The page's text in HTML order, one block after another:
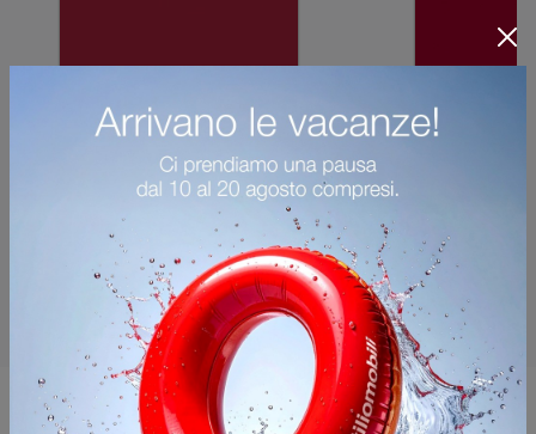
Potrebbero piacerti anche